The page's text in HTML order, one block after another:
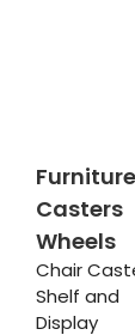
Furniture
Casters
Wheels
Chair
Shelf and
Display